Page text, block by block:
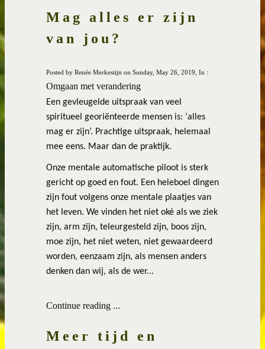
Mag alles er zijn
van jou?
Posted by Renée Merkestijn on Sunday, May 26, 2019, In :
Omgaan met verandering
Een gevleugelde uitspraak van veel
spiritueel georiënteerde mensen is: ‘alles
mag er zijn’. Prachtige uitspraak, helemaal
mee eens. Maar dan de praktijk.
Onze mentale automatische piloot is sterk
gericht op goed en fout. Een heleboel dingen
zijn fout volgens onze mentale plaatjes van
het leven. We vinden het niet oké als we ziek
zijn, arm zijn, teleurgesteld zijn, boos zijn,
moe zijn, het niet weten, niet gewaardeerd
worden, eenzaam zijn, als mensen anders
denken dan wij, als de wer...
Continue reading ...
Meer tijd en